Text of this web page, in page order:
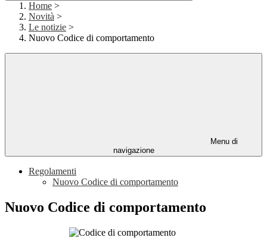
Home >
Novità >
Le notizie >
Nuovo Codice di comportamento
Menu di
navigazione
Regolamenti
Nuovo Codice di comportamento
Nuovo Codice di comportamento